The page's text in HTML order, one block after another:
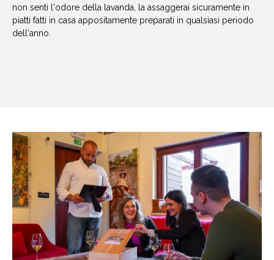
non senti l'odore della lavanda, la assaggerai sicuramente in
piatti fatti in casa appositamente preparati in qualsiasi periodo
dell'anno.